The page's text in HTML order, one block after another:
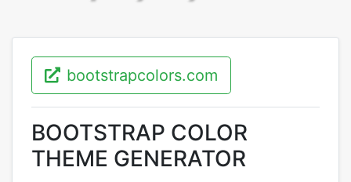
bootstrapcolors.com
BOOTSTRAP COLOR
THEME GENERATOR